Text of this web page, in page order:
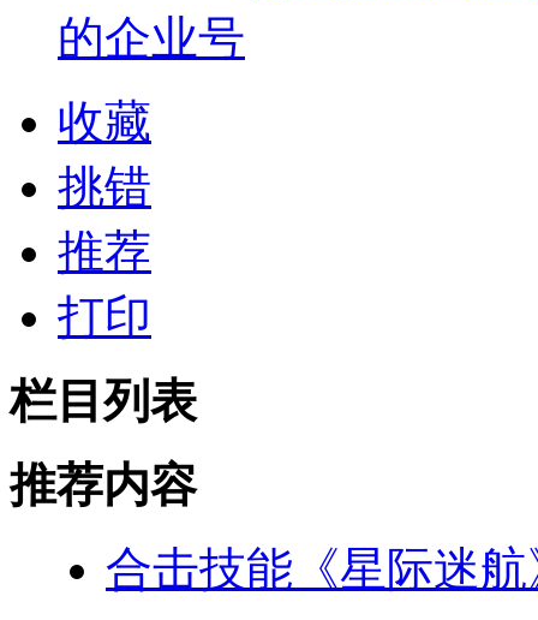
的企业号
收藏
挑错
推荐
打印
栏目列表
推荐内容
合击技能《星际迷